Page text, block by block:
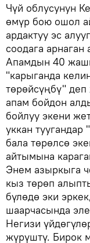
Чүй облусунун
өмүр бою ошол
ардактуу эс
соодага
Апамдын 40
"карыганда
төрөйсүңбү"
апам бойдон
бойлуу экени
уккан
бала төрөлсө
айтымына
Энем азыркыга
кыз төрөп
бүлөдө эки
шаарчасында
Негизи
жүрүштү. Бирок